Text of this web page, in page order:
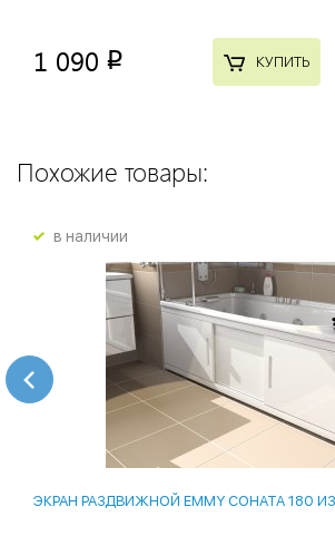
1 090 p КУПИТЬ
Похожие товары:
в наличии
ЭКРАН РАЗДВИЖНОЙ EMMY СОНАТА 180